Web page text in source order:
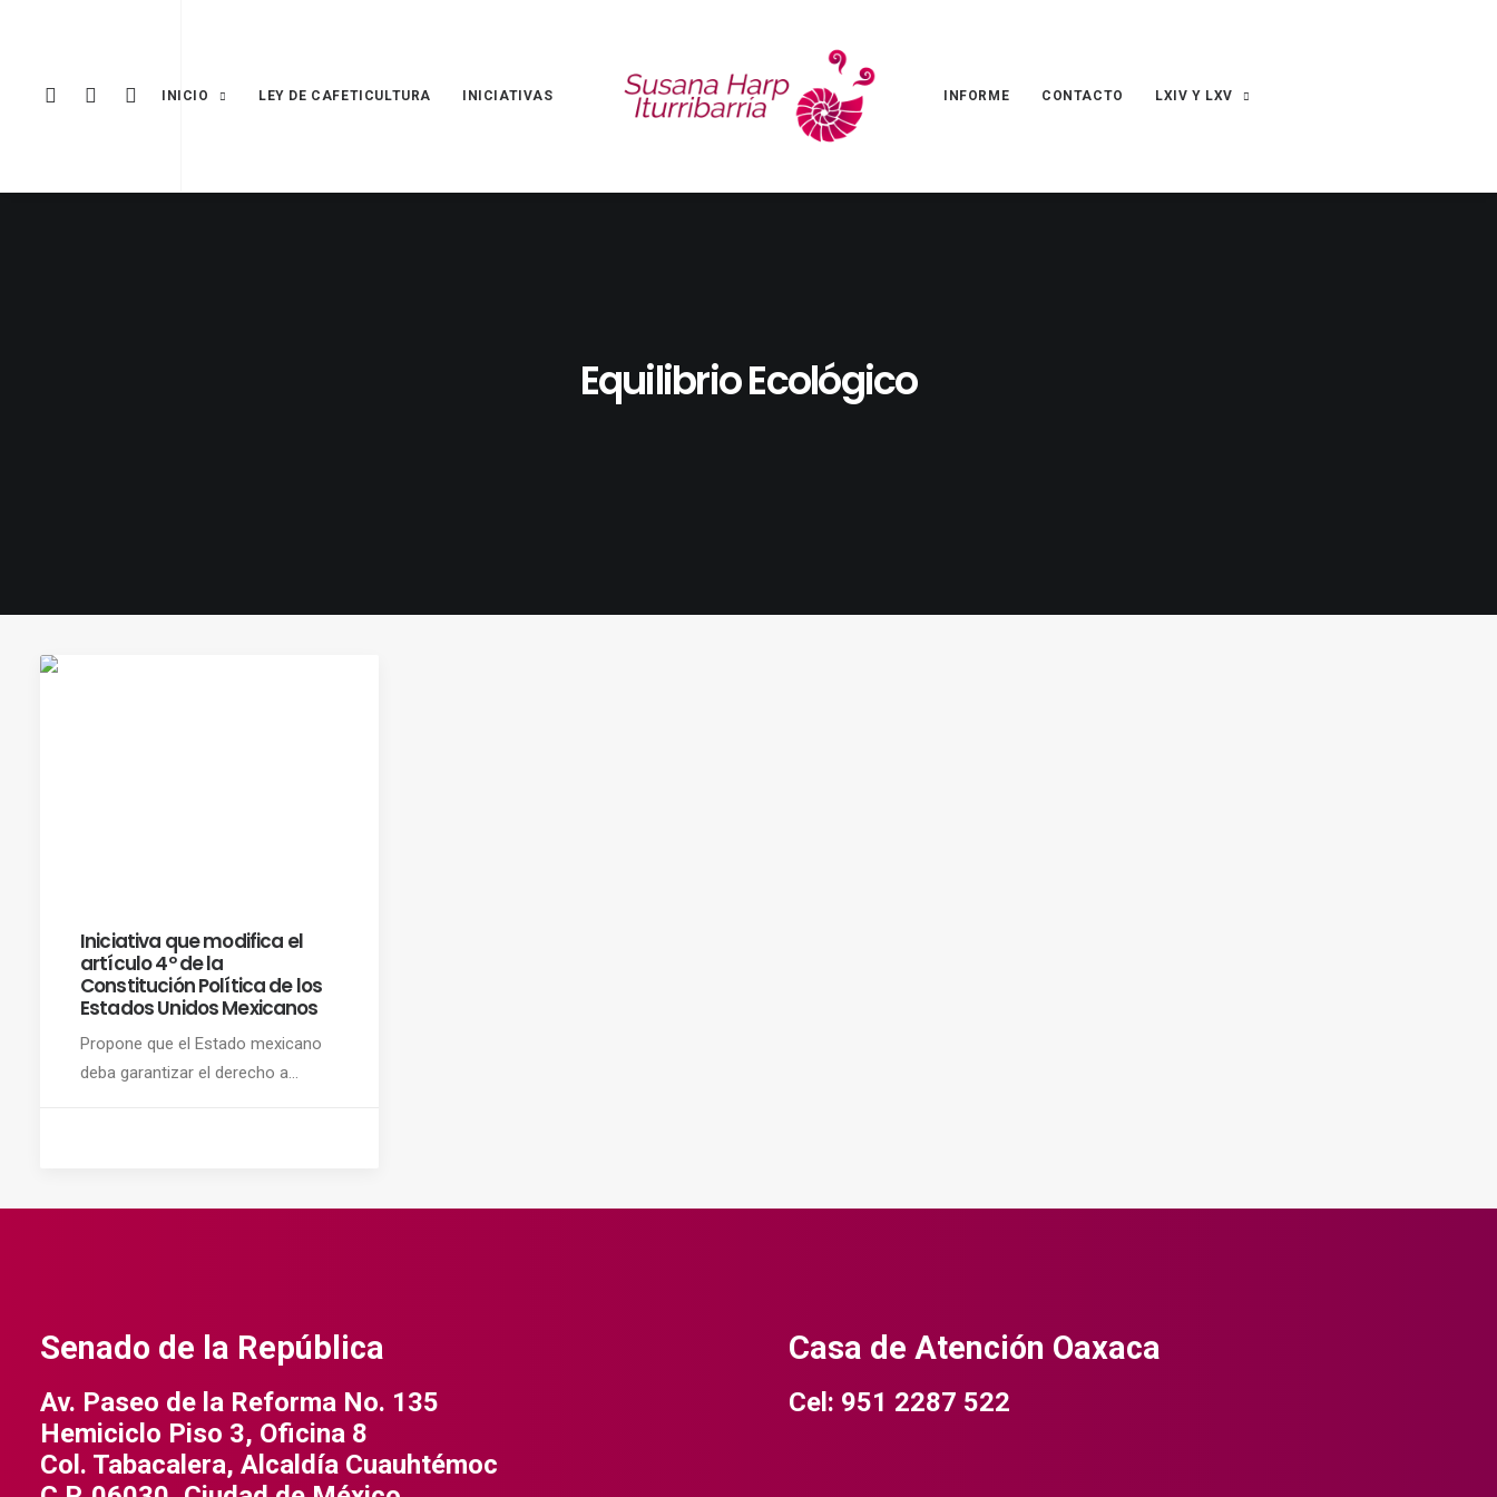
INICIO LEY DE CAFETICULTURA INICIATIVAS INFORME CONTACTO LXIV Y LXV
Equilibrio Ecológico
Iniciativa que modifica el
artículo 4º de la
Constitución Política de los
Estados Unidos Mexicanos
Propone que el Estado mexicano
deba garantizar el derecho a…
Senado de la República
Av. Paseo de la Reforma No. 135
Hemiciclo Piso 3, Oficina 8
Col. Tabacalera, Alcaldía Cuauhtémoc
Casa de Atención Oaxaca
Cel: 951 2287 522